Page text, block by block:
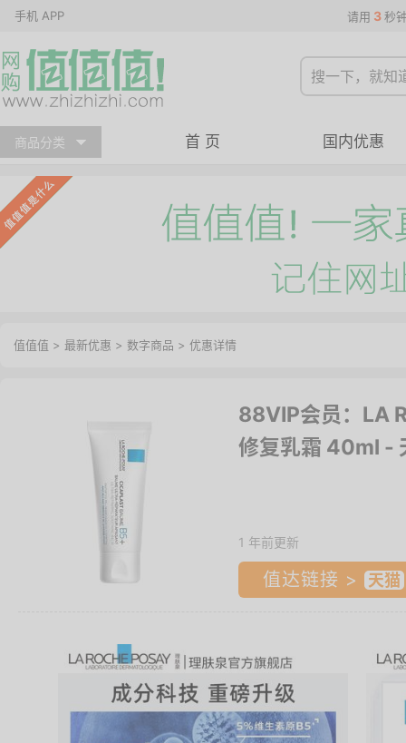
手机 APP 请用 3 秒
商品分类 首 页 国内优惠
值值值 > 最新优惠 > 数字商品 > 优惠详情
88VIP会员：LA
修复乳霜 40ml -
1 年前更新
值达链接 >